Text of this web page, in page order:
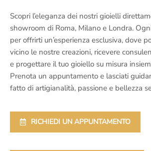
Scopri l’eleganza dei nostri gioielli
showroom di Roma, Milano e Londra.
per offrirti un’esperienza esclusiva, dove
vicino le nostre creazioni, ricevere
e progettare il tuo gioiello su misura
Prenota un appuntamento e lasciati
fatto di artigianalità, passione e bellezza
RICHIEDI UN APPUNTAMENTO